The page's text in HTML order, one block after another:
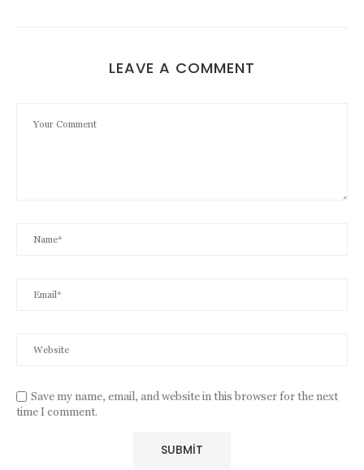
LEAVE A COMMENT
Save my name, email, and website in this browser for the next
time I comment.